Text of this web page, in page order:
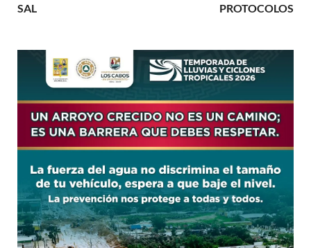
SAL
PROTOCOLOS